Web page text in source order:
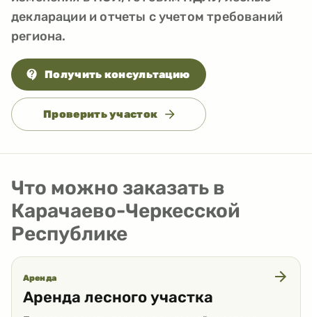
декларации и отчеты с учетом требований
региона.
Получить консультацию
Проверить участок
Что можно заказать в
Карачаево-Черкесской
Республике
Аренда
Аренда лесного участка